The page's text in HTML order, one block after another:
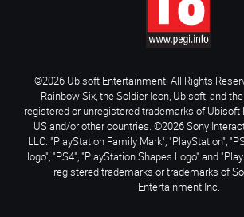
©2026 Ubisoft Entertainment. All Rights
Rainbow Six, the Soldier Icon, Ubisoft, and
registered or unregistered trademarks of
US and/or other countries. ©2026 Sony
LLC. "PlayStation Family Mark", "PlayStation",
logo", "PS4", "PlayStation Shapes Logo" and
registered trademarks or trademarks of
Entertainment Inc.